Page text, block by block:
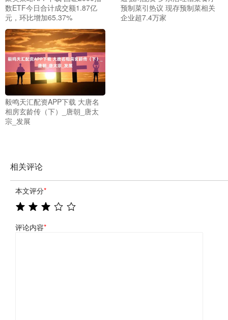
数ETF今日合计成交额1.87亿
元，环比增加65.37%
预制菜引热议 现存预制菜相关
企业超7.4万家
毅鸣天汇配资APP下载 大唐名
相房玄龄传（下）_唐朝_唐太
宗_发展
相关评论
本文评分*
评论内容*